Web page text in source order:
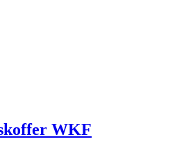
WKF